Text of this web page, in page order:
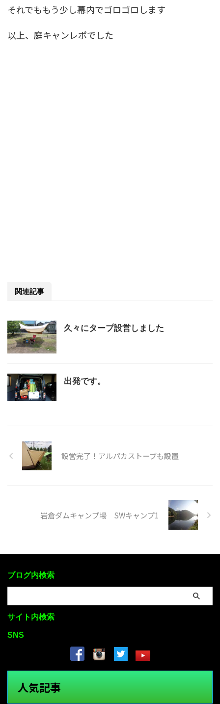
それでももう少し幕内でゴロゴロします
以上、庭キャンレポでした
関連記事
久々にタープ設営しました
出発です。
設営完了！アルパカストーブも設置
岩倉ダムキャンプ場 SWキャンプ1
ブログ内検索
サイト内検索
SNS
人気記事